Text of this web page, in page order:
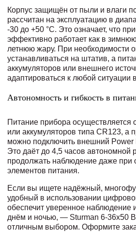
Корпус защищён от пыли и влаги
рассчитан на эксплуатацию в
-30 до +50 °C. Это означает, что
эффективно работает как в зимнюю
летнюю жару. При необходимости
устанавливаться на штатив, а
аккумуляторов или внешнего
адаптироваться к любой ситуации
Автономность и гибкость в
Питание прибора осуществляется
или аккумуляторов типа CR123, а
можно подключить внешний Power
Это даёт до 4,5 часов автономной
продолжать наблюдение даже при
элементов питания.
Если вы ищете надёжный,
удобный в использовании
обеспечит уверенное наблюдение
днём и ночью, — Sturman 6-36x50 B
отличным выбором. Оформите